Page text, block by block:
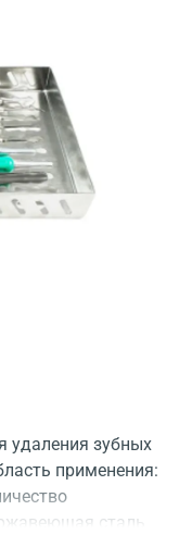
удаления зубных
применения:
сталь